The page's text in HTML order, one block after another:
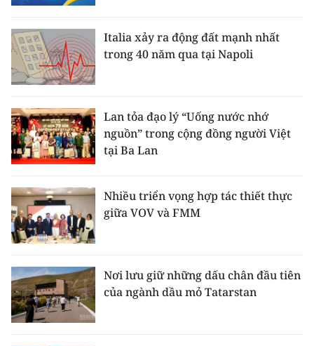
Italia xảy ra động đất mạnh nhất
trong 40 năm qua tại Napoli
Lan tỏa đạo lý “Uống nước nhớ
nguồn” trong cộng đồng người Việt
tại Ba Lan
Nhiều triển vọng hợp tác thiết thực
giữa VOV và FMM
Nơi lưu giữ những dấu chân đầu tiên
của ngành dầu mỏ Tatarstan